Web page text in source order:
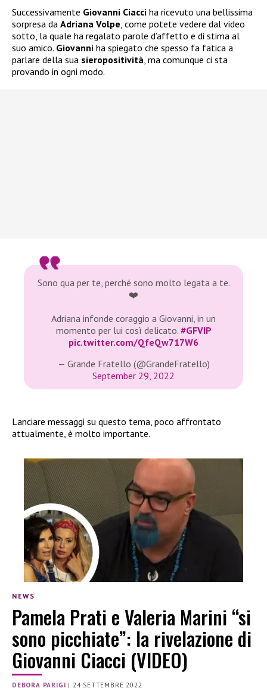
Successivamente Giovanni Ciacci ha ricevuto una bellissima
sorpresa da Adriana Volpe, come potete vedere dal video
sotto, la quale ha regalato parole d’affetto e di stima al
suo amico. Giovanni ha spiegato che spesso fa fatica a
parlare della sua sieropositività, ma comunque ci sta
provando in ogni modo.
Sono qua per te, perché sono molto legata a te.
❤️
Adriana infonde coraggio a Giovanni, in un
momento per lui così delicato. #GFVIP
pic.twitter.com/QfeQw717W6
— Grande Fratello (@GrandeFratello)
September 29, 2022
Lanciare messaggi su questo tema, poco affrontato
attualmente, è molto importante.
NEWS
Pamela Prati e Valeria Marini “si
sono picchiate”: la rivelazione di
Giovanni Ciacci (VIDEO)
DEBORA PARIGI | 24 SETTEMBRE 2022